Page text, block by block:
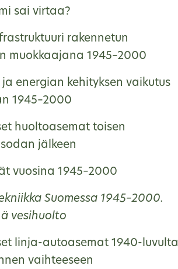
sai virtaa?
rakennetun
muokkaajana 1945–2000
ja energian kehityksen vaikutus
1945–2000
huoltoasemat toisen
jälkeen
vuosina 1945–2000
Suomessa 1945–2000.
vesihuolto
linja-autoasemat 1940-luvulta
vaihteeseen